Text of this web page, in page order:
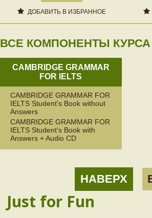
ДОБАВИТЬ В ИЗБРАННОЕ
ВСЕ КОМПОНЕНТЫ КУРСА
CAMBRIDGE GRAMMAR
FOR IELTS
CAMBRIDGE GRAMMAR FOR
IELTS Student's Book without
Answers
CAMBRIDGE GRAMMAR FOR
IELTS Student's Book with
Answers + Audio CD
НАВЕРХ
Just for Fun